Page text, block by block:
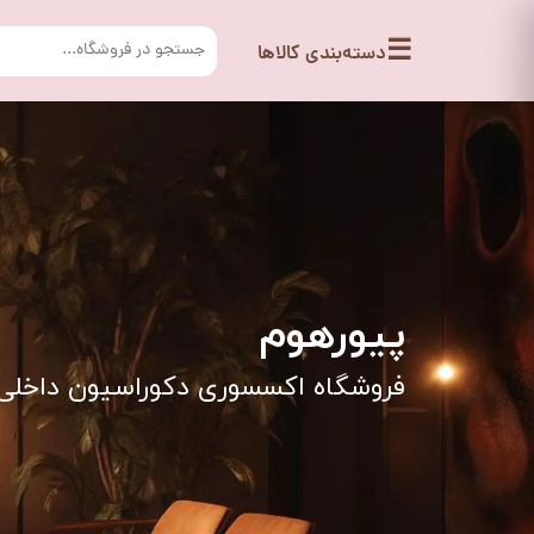
☰دسته‌بندی کالاها
​​پیورهوم
فروشگاه اکسسوری‌ دکوراسیون